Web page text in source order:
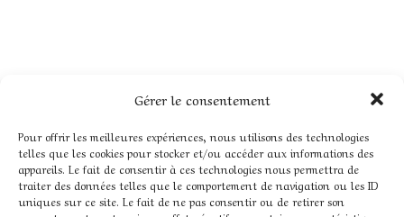
Gérer le consentement
Pour offrir les meilleures expériences, nous utilisons des technologies
telles que les cookies pour stocker et/ou accéder aux informations des
appareils. Le fait de consentir à ces technologies nous permettra de
traiter des données telles que le comportement de navigation ou les ID
uniques sur ce site. Le fait de ne pas consentir ou de retirer son